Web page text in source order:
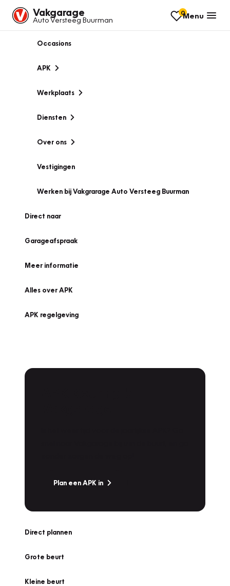
Vakgarage
Auto Versteeg Buurman
0Menu
Occasions
APK
Werkplaats
Diensten
Over ons
Vestigingen
Werken bij Vakgrarage Auto Versteeg Buurman
Direct naar
Garageafspraak
Meer informatie
Alles over APK
APK regelgeving
Plan een APK in
Direct plannen
Grote beurt
Kleine beurt